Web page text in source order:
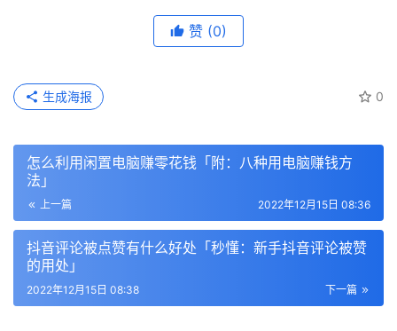
赞 (0)
0
生成海报
怎么利用闲置电脑赚零花钱「附：八种用电脑赚钱方
法」
上一篇 2022年12月15日 08:36
抖音评论被点赞有什么好处「秒懂：新手抖音评论被赞
的用处」
下一篇
2022年12月15日 08:38